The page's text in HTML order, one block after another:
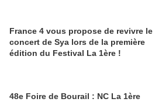
France 4 vous propose de revivre le
concert de Sya lors de la première
édition du Festival La 1ère !
48e Foire de Bourail : NC La 1ère